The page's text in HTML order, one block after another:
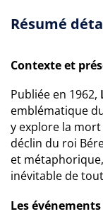
Résumé
Contexte et
Publiée en 1962,
emblématique
y explore la mort
déclin du roi
et
inévitable de
Les